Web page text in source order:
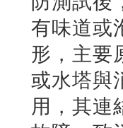
有味道或
形，主要
或水塔與
用，其連